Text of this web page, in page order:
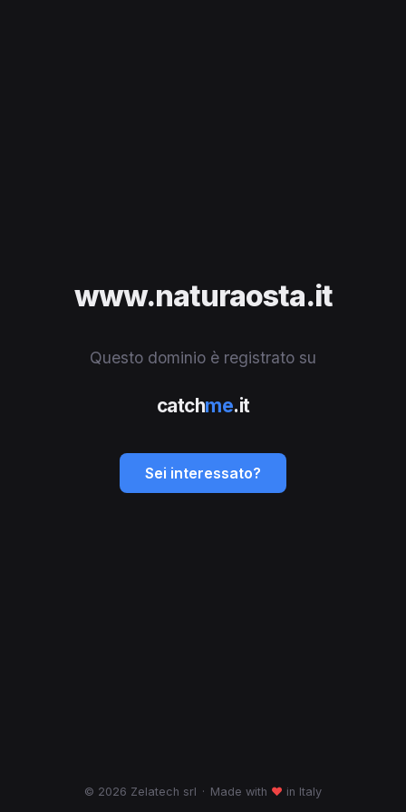
www.naturaosta.it
Questo dominio è registrato su
catchme.it
Sei interessato?
© 2026 Zelatech srl · Made with ♥ in Italy